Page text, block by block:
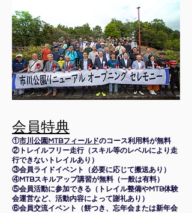
会員特典
①市川公園MTBフィールドのコース利用料が無料
②トレイルフリー走行（スキル等のレベルにより走
行できないトレイルあり）
③会員ライドイベント（必要に応じて搬送あり）
④MTBスキルアップ講習が無料（一般は有料）
⑤会員活動に参加できる（トレイル整備やMTB体験
会運営など、活動内容によって謝礼あり）
⑥会員交流イベント（餅つき、忘年会または新年会